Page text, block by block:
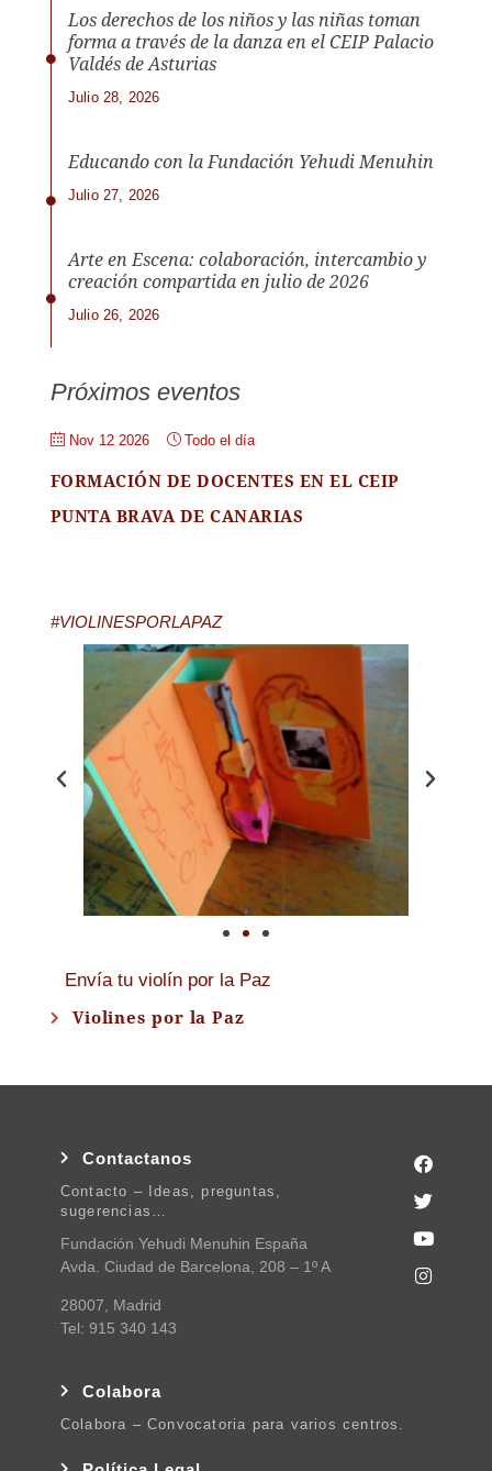
Los derechos de los niños y las niñas toman
forma a través de la danza en el CEIP Palacio
Valdés de Asturias
Julio 28, 2026
Educando con la Fundación Yehudi Menuhin
Julio 27, 2026
Arte en Escena: colaboración, intercambio y
creación compartida en julio de 2026
Julio 26, 2026
Próximos eventos
Nov 12 2026 Todo el día
FORMACIÓN DE DOCENTES EN EL CEIP
PUNTA BRAVA DE CANARIAS
#VIOLINESPORLAPAZ
Envía tu violín por la Paz
Violines por la Paz
Contactanos
Contacto – Ideas, preguntas,
sugerencias…
Fundación Yehudi Menuhin España
Avda. Ciudad de Barcelona, 208 – 1º A
28007, Madrid
Tel: 915 340 143
Colabora
Colabora – Convocatoria para varios centros.